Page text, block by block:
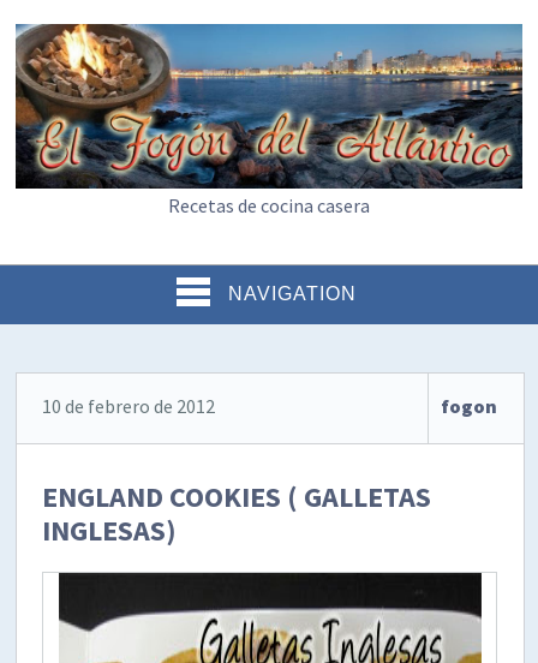
Recetas de cocina casera
NAVIGATION
10 de febrero de 2012 fogon
ENGLAND COOKIES ( GALLETAS
INGLESAS)